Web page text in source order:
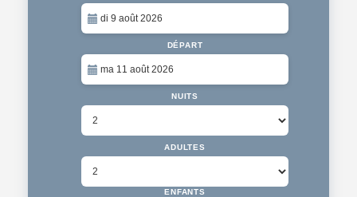
DÉPART
NUITS
ADULTES
ENFANTS